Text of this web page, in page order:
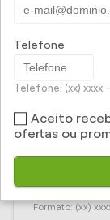
E-mail
Telefone
Formato: (xx)
Telefone
Telefone: (xx) xxxx
Aceito
ofertas ou